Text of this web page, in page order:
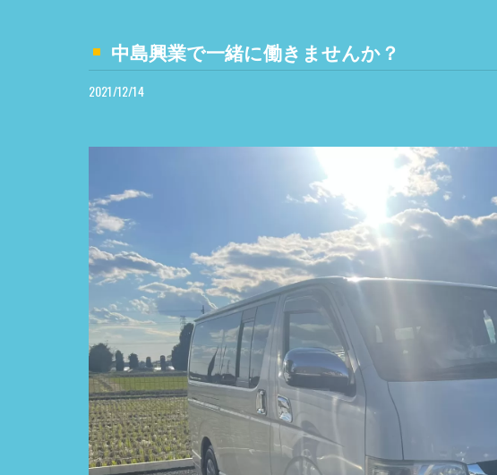
中島興業で一緒に働きませんか？
2021/12/14